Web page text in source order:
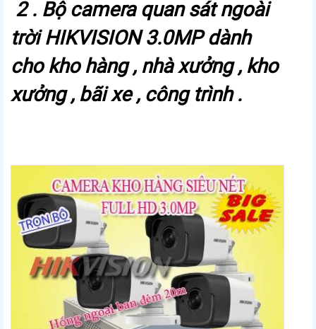
2 . Bộ camera quan sát ngoài
trời HIKVISION 3.0MP dành
cho kho hàng , nhà xưởng , kho
xưởng , bãi xe , công trình .